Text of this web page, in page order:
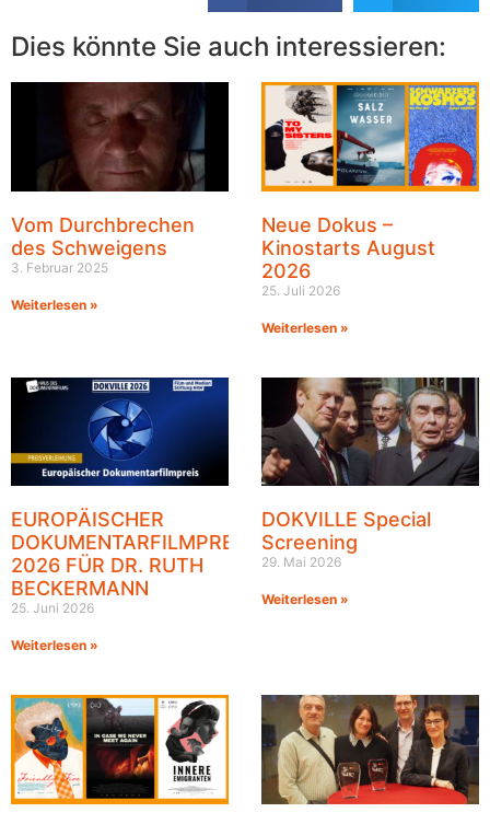
Dies könnte Sie auch interessieren:
Vom Durchbrechen
des Schweigens
3. Februar 2025
Weiterlesen »
Neue Dokus –
Kinostarts August
2026
25. Juli 2026
Weiterlesen »
EUROPÄISCHER
DOKUMENTARFILMPREIS
2026 FÜR DR. RUTH
BECKERMANN
25. Juni 2026
Weiterlesen »
DOKVILLE Special
Screening
29. Mai 2026
Weiterlesen »